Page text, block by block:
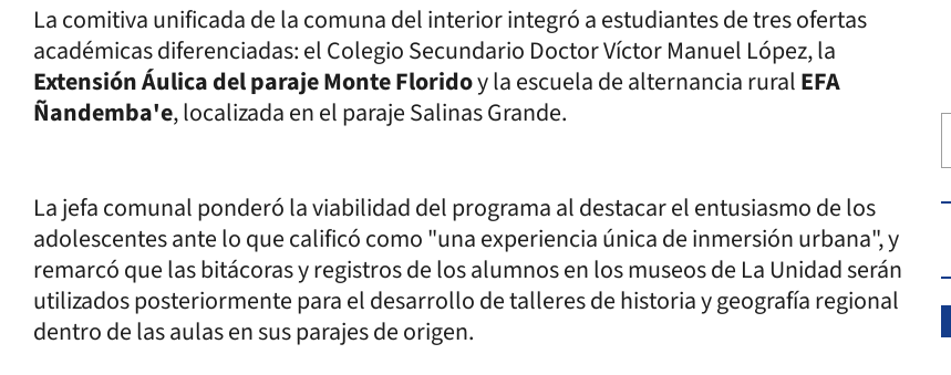
La comitiva unificada de la comuna del interior integró a estudiantes de tres ofertas
académicas diferenciadas: el Colegio Secundario Doctor Víctor Manuel López, la
Extensión Áulica del paraje Monte Floridoy la escuela de alternancia ruralEFA
Ñandemba'e, localizada en el paraje Salinas Grande.
La jefa comunal ponderó la viabilidad del programa al destacar el entusiasmo de los
adolescentes ante lo que calificó como "una experiencia única de inmersión urbana", y
remarcó que las bitácoras y registros de los alumnos en los museos de La Unidad serán
utilizados posteriormente para el desarrollo de talleres de historia y geografía regional
dentro de las aulas en sus parajes de origen.